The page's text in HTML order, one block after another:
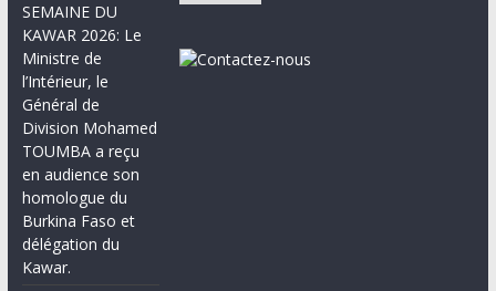
SEMAINE DU
KAWAR 2026: Le
Ministre de
l’Intérieur, le
Général de
Division Mohamed
TOUMBA a reçu
en audience son
homologue du
Burkina Faso et
délégation du
Kawar.